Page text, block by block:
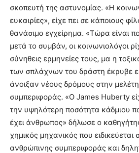
σκοπευτή της αστυνομίας. «H
ευκαιρίες», είχε πει σε κάποιους
θανάσιμο εγχείρημα. «Tώρα είναι
μετά το συμβάν, οι κοινωνιολόγοι
σύνηθεις ερμηνείες τους, μα η
των σπλάχνων του δράστη έκρυβε
άνοιξαν νέους δρόμους στην
συμπεριφοράς. «O James Huberty
την υψηλότερη ποσότητα κάδμιου
έχει άνθρωπος» δήλωσε ο
χημικός μηχανικός που ειδικεύεται
ανθρώπινης συμπεριφοράς και